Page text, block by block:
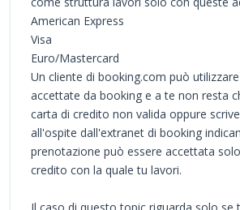
American Express
Visa
Euro/Mastercard
Un cliente di booking.com può
accettate da booking e a te non resta
carta di credito non valida oppure
all'ospite dall'extranet di booking
prenotazione può essere accettata
credito con la quale tu lavori.